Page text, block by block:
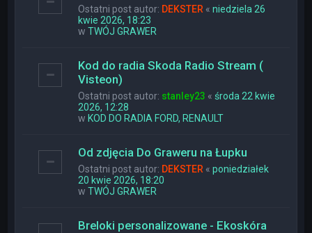
Ostatni post autor: DEKSTER «niedziela 26
kwie 2026, 18:23
wTWÓJ GRAWER
Kod do radia Skoda Radio Stream (
Visteon)
Ostatni post autor: stanley23 «środa 22 kwie
2026, 12:28
w KOD DO RADIA FORD, RENAULT
Od zdjęcia Do Graweru na Łupku
Ostatni post autor: DEKSTER «poniedziałek
20 kwie 2026, 18:20
wTWÓJ GRAWER
Breloki personalizowane - Ekoskóra